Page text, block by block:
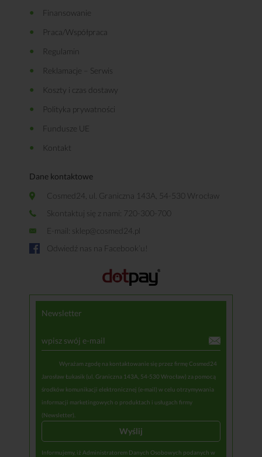
Finansowanie
Praca/Współpraca
Regulamin
Reklamacje – Serwis
Koszty i czas dostawy
Polityka prywatności
Fundusze UE
Kontakt
Dane kontaktowe
Cosmed24, ul. Graniczna 143A, 54-530 Wrocław
Skontaktuj się z nami: 720-300-700
E-mail: sklep@cosmed24.pl
Odwiedź nas na Facebook’u!
Newsletter
Wyrażam zgodę na kontaktowanie się przez firmę Cosmed24
Jarosław Łukasik (ul. Graniczna 143A, 54-530 Wrocław) za pomocą
środków komunikacji elektronicznej (e-mail) w celu otrzymywania
informacji marketingowych o produktach i usługach firmy
(Newsletter).
Informujemy, iż Administratorem Danych Osobowych podanych w